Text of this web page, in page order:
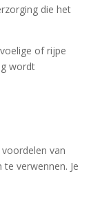
die het
of rijpe
wordt
van
verwennen. Je